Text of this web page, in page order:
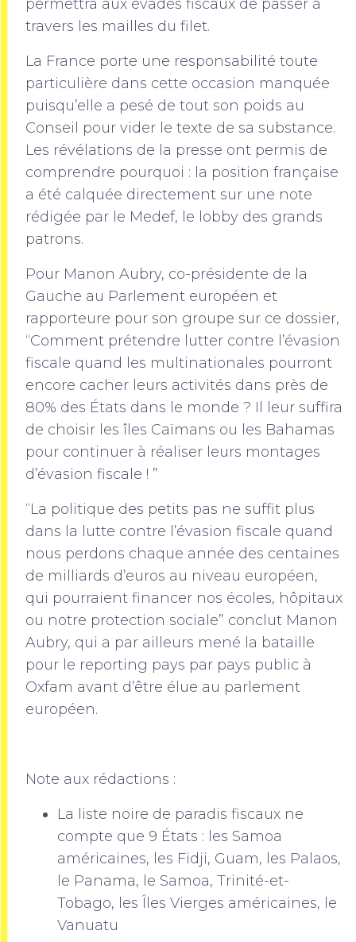
permettra aux évadés fiscaux de passer à
travers les mailles du filet.
La France porte une responsabilité toute
particulière dans cette occasion manquée
puisqu’elle a pesé de tout son poids au
Conseil pour vider le texte de sa substance.
Les révélations de la presse ont permis de
comprendre pourquoi : la position française
a été calquée directement sur une note
rédigée par le Medef, le lobby des grands
patrons.
Pour Manon Aubry, co-présidente de la
Gauche au Parlement européen et
rapporteure pour son groupe sur ce dossier,
“Comment prétendre lutter contre l’évasion
fiscale quand les multinationales pourront
encore cacher leurs activités dans près de
80% des États dans le monde ? Il leur suffira
de choisir les îles Caïmans ou les Bahamas
pour continuer à réaliser leurs montages
d’évasion fiscale ! ”
“La politique des petits pas ne suffit plus
dans la lutte contre l’évasion fiscale quand
nous perdons chaque année des centaines
de milliards d’euros au niveau européen,
qui pourraient financer nos écoles, hôpitaux
ou notre protection sociale” conclut Manon
Aubry, qui a par ailleurs mené la bataille
pour le reporting pays par pays public à
Oxfam avant d’être élue au parlement
européen.
Note aux rédactions :
La liste noire de paradis fiscaux ne
compte que 9 États : les Samoa
américaines, les Fidji, Guam, les Palaos,
le Panama, le Samoa, Trinité-et-
Tobago, les Îles Vierges américaines, le
Vanuatu